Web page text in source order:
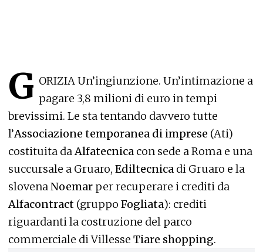
G ORIZIA Un’ingiunzione. Un’intimazione a
pagare 3,8 milioni di euro in tempi
brevissimi. Le sta tentando davvero tutte
l’Associazione temporanea di imprese (Ati)
costituita daAlfatecnica con sede a Roma e una
succursale a Gruaro, Ediltecnica di Gruaro e la
slovenaNoemar per recuperare i crediti da
Alfacontract (gruppo Fogliata): crediti
riguardanti la costruzione del parco
commerciale di Villesse Tiare shopping.